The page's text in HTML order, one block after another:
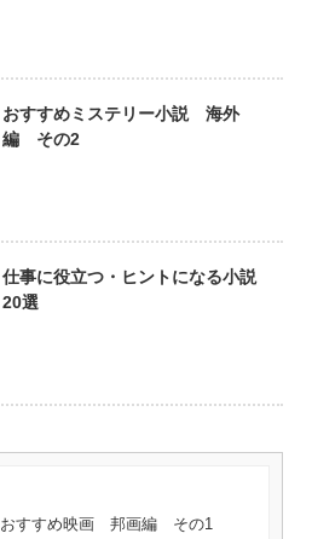
おすすめミステリー小説 海外
編 その2
仕事に役立つ・ヒントになる小説
20選
おすすめ映画 邦画編 その1